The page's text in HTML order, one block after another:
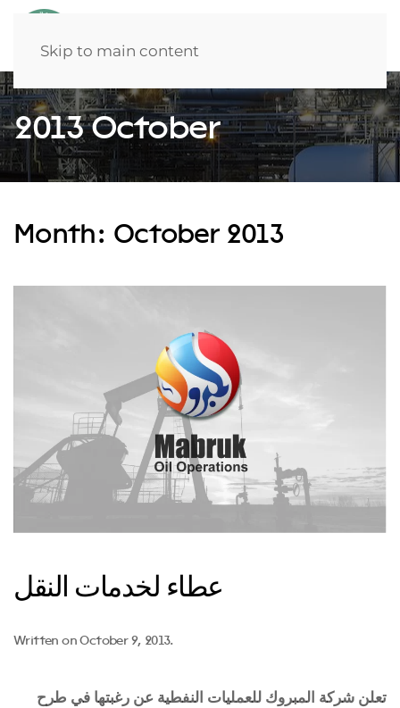
Skip to main content
2013 October
Month: October 2013
عطاء لخدمات النقل
Written onOctober 9, 2013.
تعلن شركة المبروك للعمليات النفطية عن رغبتها في طرح